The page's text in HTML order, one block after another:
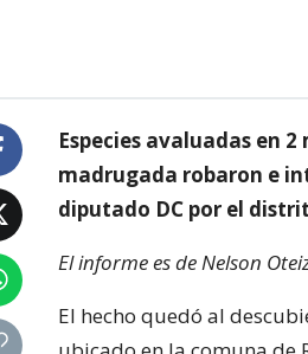
Especies avaluadas en
madrugada robaron e
diputado DC por el
El informe es de Nelson
El hecho quedó al